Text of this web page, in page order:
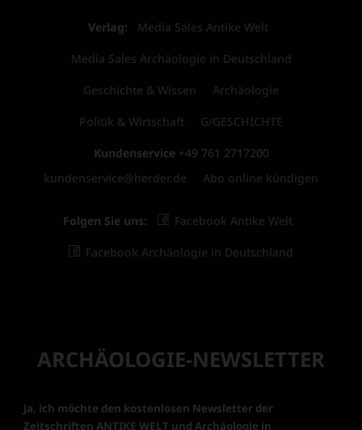
Verlag: Media Sales Antike Welt
Media Sales Archäologie in Deutschland
Geschichte & Wissen Archäologie
Politik & Wirtschaft G/GESCHICHTE
Kundenservice +49 761 2717200
kundenservice@herder.de
Abo online kündigen
Folgen Sie uns: Facebook Antike Welt
Facebook Archäologie in Deutschland
ARCHÄOLOGIE-NEWSLETTER
Ja, ich möchte den kostenlosen Newsletter der
Zeitschriften ANTIKE WELT und Archäologie in